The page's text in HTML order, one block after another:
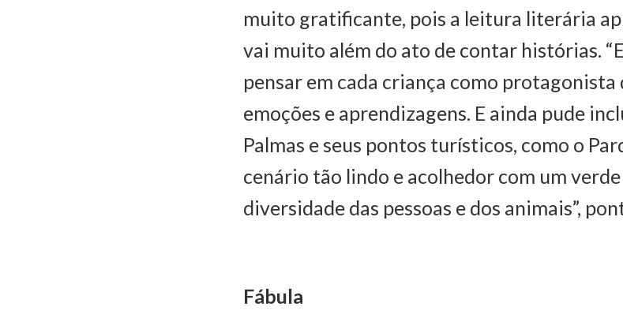
muito gratificante, pois a leitura literária
vai muito além do ato de contar histórias.
pensar em cada criança como protagonista
emoções e aprendizagens. E ainda pude
Palmas e seus pontos turísticos, como o
cenário tão lindo e acolhedor com um verde
diversidade das pessoas e dos animais”,
Fábula